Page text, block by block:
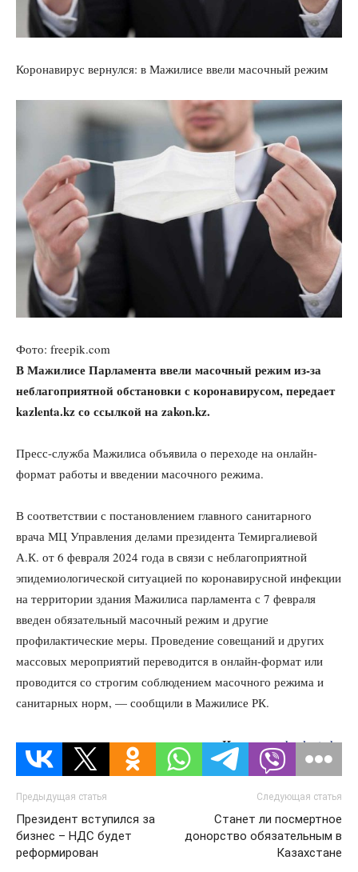
Коронавирус вернулся: в Мажилисе ввели масочный режим
Фото: freepik.com
В Мажилисе Парламента ввели масочный режим из-за
неблагоприятной обстановки с коронавирусом, передает
kazlenta.kzсо ссылкой наzakon.kz.
Пресс-служба Мажилиса объявила о переходе на онлайн-
формат работы и введении масочного режима.
В соответствии с постановлением главного санитарного
врача МЦ Управления делами президента Темиргалиевой
А.К. от 6 февраля 2024 года в связи с неблагоприятной
эпидемиологической ситуацией по коронавирусной инфекции
на территории здания Мажилиса парламента с 7 февраля
введен обязательный масочный режим и другие
профилактические меры. Проведение совещаний и других
массовых мероприятий переводится в онлайн-формат или
проводится со строгим соблюдением масочного режима и
санитарных норм, — сообщили в Мажилисе РК.
Источник: kazlenta.kz
Предыдущая статья
Президент вступился за
бизнес – НДС будет
реформирован
Следующая статья
Станет ли посмертное
донорство обязательным в
Казахстане